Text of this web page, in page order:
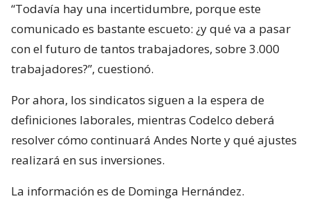
“Todavía hay una incertidumbre, porque este
comunicado es bastante escueto: ¿y qué va a pasar
con el futuro de tantos trabajadores, sobre 3.000
trabajadores?”, cuestionó.
Por ahora, los sindicatos siguen a la espera de
definiciones laborales, mientras Codelco deberá
resolver cómo continuará Andes Norte y qué ajustes
realizará en sus inversiones.
La información es de Dominga Hernández.